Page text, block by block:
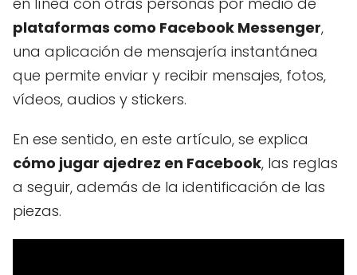
plataformas como Facebook Messenger,
una aplicación de mensajería instantánea
que permite enviar y recibir mensajes, fotos,
vídeos, audios y stickers.
En ese sentido, en este artículo, se explica
cómo jugar ajedrez en Facebook, las reglas
a seguir, además de la identificación de las
piezas.